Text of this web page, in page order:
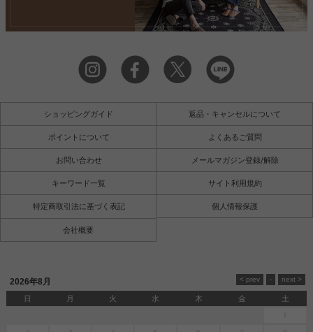
ショッピングガイド 返品・キャンセルについて
ポイントについて よくあるご質問
お問い合わせ メールマガジン登録/解除
キーワード一覧 サイト利用規約
特定商取引法に基づく表記 個人情報保護
会社概要
2026年8月
日 月 火 水 木 金 土